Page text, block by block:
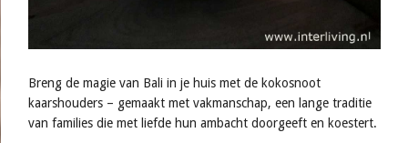
Breng de magie van Bali in je huis met de kokosnoot
kaarshouders – gemaakt met vakmanschap, een lange traditie
van families die met liefde hun ambacht doorgeeft en koestert.